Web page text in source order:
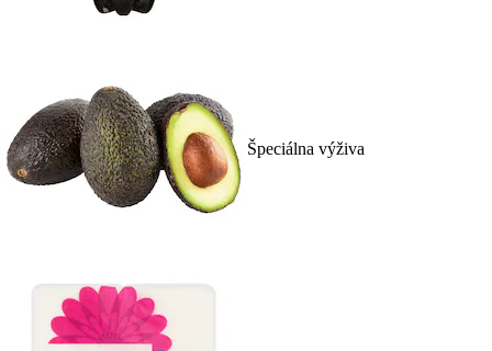
Špeciálna výživa